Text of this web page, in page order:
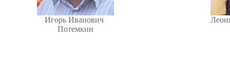
Игорь Иванович
Потемкин